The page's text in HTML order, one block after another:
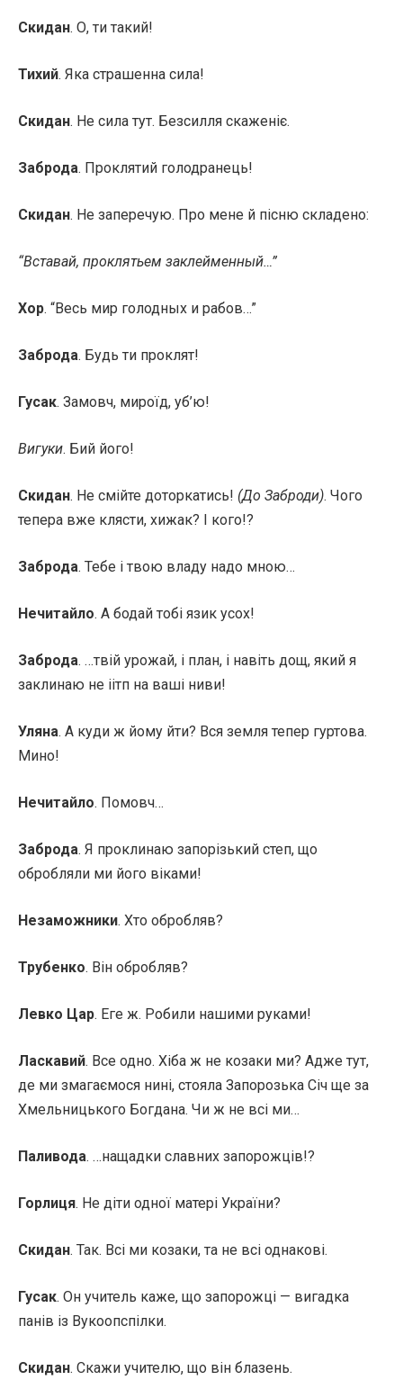
Скидан. О, ти такий!
Тихий. Яка страшенна сила!
Скидан. Не сила тут. Безсилля скаженіє.
Заброда. Проклятий голодранець!
Скидан. Не заперечую. Про мене й пісню складено:
“Вставай, проклятьем заклейменный…”
Хор. “Весь мир голодных и рабов…”
Заброда. Будь ти проклят!
Гусак. Замовч, мироїд, уб’ю!
Вигуки. Бий його!
Скидан. Не смійте доторкатись! (До Заброди). Чого
тепера вже клясти, хижак? І кого!?
Заброда. Тебе і твою владу надо мною…
Нечитайло. А бодай тобі язик усох!
Заброда. …твій урожай, і план, і навіть дощ, який я
заклинаю не іітп на ваші ниви!
Уляна. А куди ж йому йти? Вся земля тепер гуртова.
Мино!
Нечитайло. Помовч…
Заброда. Я проклинаю запорізький степ, що
обробляли ми його віками!
Незаможники. Хто обробляв?
Трубенко. Він обробляв?
Левко Цар. Еге ж. Робили нашими руками!
Ласкавий. Все одно. Хіба ж не козаки ми? Адже тут,
де ми змагаємося нині, стояла Запорозька Січ ще за
Хмельницького Богдана. Чи ж не всі ми…
Паливода. …нащадки славних запорожців!?
Горлиця. Нe діти одної матері України?
Скидан. Так. Всі ми козаки, та не всі однакові.
Гусак. Он учитель каже, що запорожці — вигадка
панів із Вукоопспілки.
Скидан. Скажи учителю, що він блазень.